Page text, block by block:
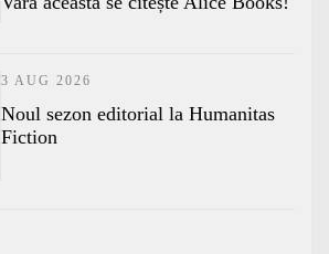
3 AUG 2026
​Noul sezon editorial la Humanitas
Fiction